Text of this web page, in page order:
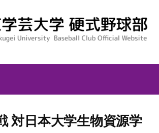
対日本大学生物資源学